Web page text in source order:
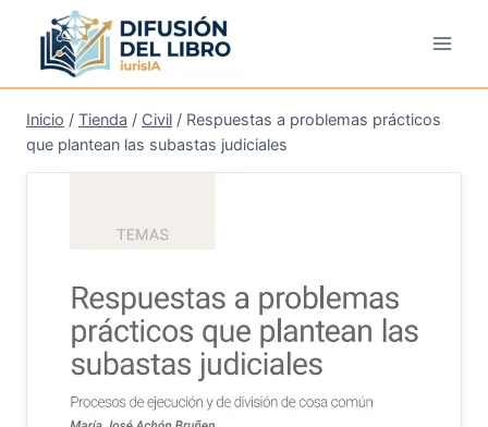
contenido
Inicio / Tienda / Civil / Respuestas a problemas prácticos
que plantean las subastas judiciales